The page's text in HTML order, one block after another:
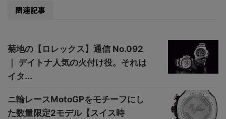
関連記事
菊地の【ロレックス】通信 No.092
｜ デイトナ人気の火付け役。それは
イタ...
ニ輪レースMotoGPをモチーフにし
た数量限定2モデル【スイス時